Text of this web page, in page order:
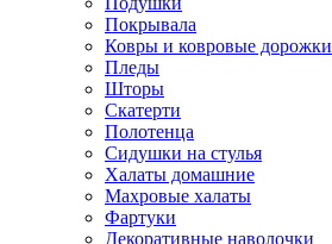
Покрывала
Ковры и ковровые дорожки
Пледы
Шторы
Скатерти
Полотенца
Сидушки на стулья
Халаты домашние
Махровые халаты
Фартуки
Декоративные наволочки